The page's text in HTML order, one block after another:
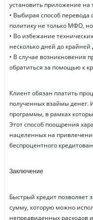
установить приложение на
• Выбирая способ перевода
политику не только МФО,
• Во избежание
несколько дней до крайней
• В случае возникновения
обратиться за помощью к
Клиент обязан платить
полученных взаймы денег.
программы, в рамках
Этот способ поощрения
нацеленных на
беспроцентного
Заключение
Быстрый кредит
сумму, которую можно
непредвиденных расходов